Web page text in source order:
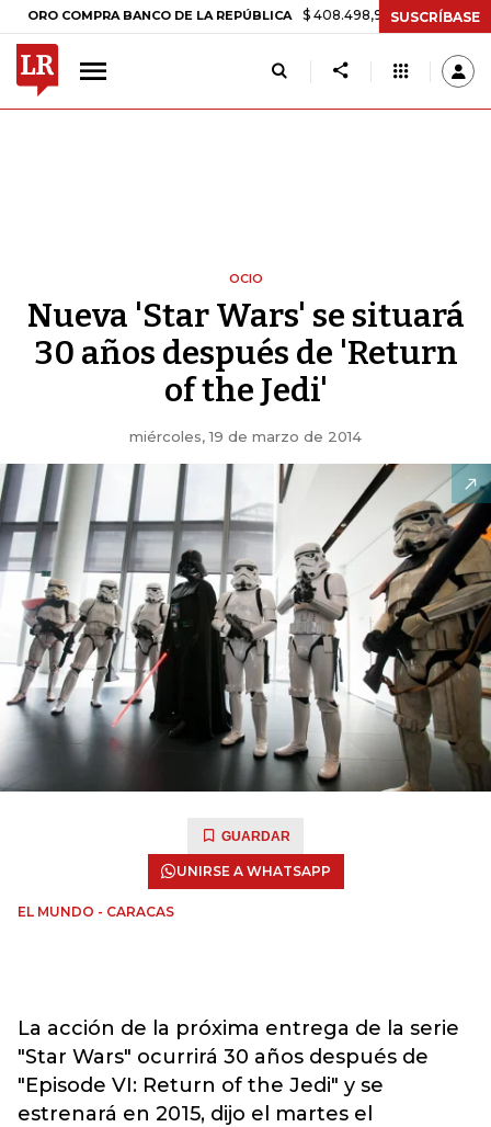
COMPRA BANCO DE LA REPÚBLICA $ 408.498,97 +$ 8.753,81 +2,19%
SUSCRÍBASE
OCIO
Nueva 'Star Wars' se situará
30 años después de 'Return
of the Jedi'
miércoles, 19 de marzo de 2014
GUARDAR
UNIRSE A WHATSAPP
EL MUNDO - CARACAS
La acción de la próxima entrega de la serie
"Star Wars" ocurrirá 30 años después de
"Episode VI: Return of the Jedi" y se
estrenará en 2015, dijo el martes el